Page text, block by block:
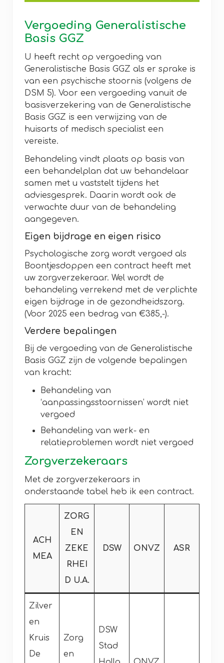
Vergoeding Generalistische
Basis GGZ
U heeft recht op vergoeding van
Generalistische Basis GGZ als er sprake is
van een psychische stoornis (volgens de
DSM 5). Voor een vergoeding vanuit de
basisverzekering van de Generalistische
Basis GGZ is een verwijzing van de
huisarts of medisch specialist een
vereiste.
Behandeling vindt plaats op basis van
een behandelplan dat uw behandelaar
samen met u vaststelt tijdens het
adviesgesprek. Daarin wordt ook de
verwachte duur van de behandeling
aangegeven.
Eigen bijdrage en eigen risico
Psychologische zorg wordt vergoed als
Boontjesdoppen een contract heeft met
uw zorgverzekeraar. Wel wordt de
behandeling verrekend met de verplichte
eigen bijdrage in de gezondheidszorg.
(Voor 2025 een bedrag van €385,-).
Verdere bepalingen
Bij de vergoeding van de Generalistische
Basis GGZ zijn de volgende bepalingen
van kracht:
Behandeling van
‘aanpassingsstoornissen’ wordt niet
vergoed
Behandeling van werk- en
relatieproblemen wordt niet vergoed
Zorgverzekeraars
Met de zorgverzekeraars in
onderstaande tabel heb ik een contract.
ACH
MEA
ZORG
EN
ZEKE
RHEI
D U.A.
DSW ONVZ ASR
Zilver
en
Kruis
De
Zorg
en
DSW
Stad